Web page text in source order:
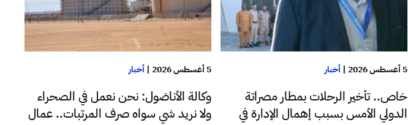
5 أغسطس 2026 |أخبار
خاص.. تأخير الرحلات بمطار مصراتة
الدولي الأمس بسبب إهمال الإدارة في
5 أغسطس 2026 |أخبار
وكالة الأناضول: نحن نعمل في الصحراء
ولا نريد شي سواه صرف المرتبات.. عمال